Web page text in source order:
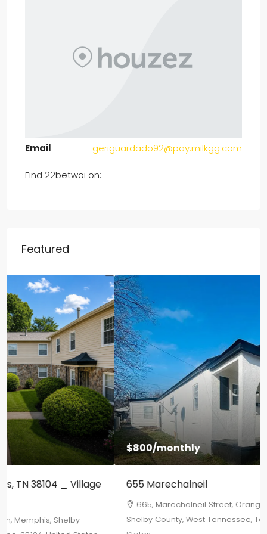
Email geriguardado92@pay.milkgg.com
Find 22betwoi on:
Featured
$800 /monthly
655 Marechalneil
665, Marechalneil Street, Orange Mound, Memphis,
Shelby County, West Tennessee, Tennessee, 38114, United